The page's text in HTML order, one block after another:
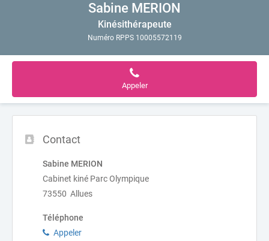
Sabine MERION
Kinésithérapeute
Numéro RPPS 10005572119
Appeler
Contact
Sabine MERION
Cabinet kiné Parc Olympique
73550 Allues
Téléphone
Appeler